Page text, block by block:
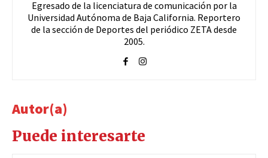
Egresado de la licenciatura de comunicación por la
Universidad Autónoma de Baja California. Reportero
de la sección de Deportes del periódico ZETA desde
2005.
Autor(a)
Puede interesarte